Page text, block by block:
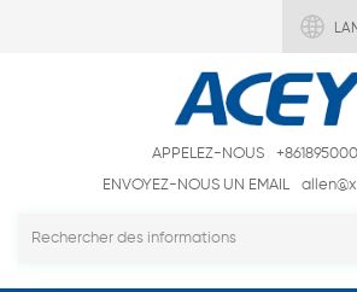
APPELEZ-NOUS
ENVOYEZ-NOUS UN EMAIL